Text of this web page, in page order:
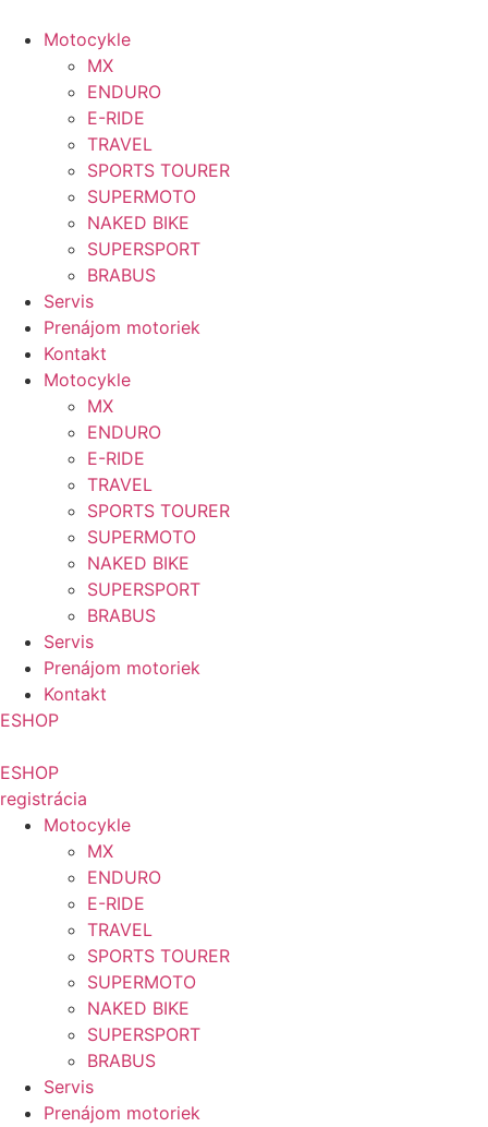
Motocykle
MX
ENDURO
E-RIDE
TRAVEL
SPORTS TOURER
SUPERMOTO
NAKED BIKE
SUPERSPORT
BRABUS
Servis
Prenájom motoriek
Kontakt
Motocykle
MX
ENDURO
E-RIDE
TRAVEL
SPORTS TOURER
SUPERMOTO
NAKED BIKE
SUPERSPORT
BRABUS
Servis
Prenájom motoriek
Kontakt
ESHOP
ESHOP
registrácia
Motocykle
MX
ENDURO
E-RIDE
TRAVEL
SPORTS TOURER
SUPERMOTO
NAKED BIKE
SUPERSPORT
BRABUS
Servis
Prenájom motoriek